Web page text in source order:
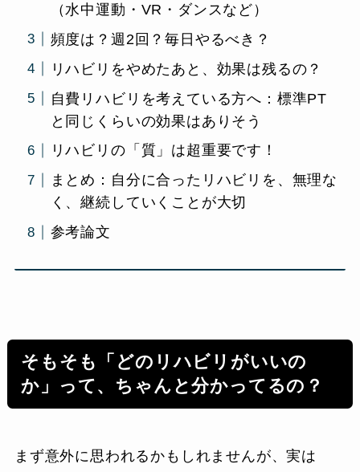
（水中運動・VR・ダンスなど）
頻度は？週2回？毎日やるべき？
リハビリをやめたあと、効果は残るの？
自費リハビリを考えている方へ：標準PT
と同じくらいの効果はありそう
リハビリの「質」は超重要です！
まとめ：自分に合ったリハビリを、無理な
く、継続していくことが大切
参考論文
そもそも「どのリハビリがいいの
か」って、ちゃんと分かってるの？
まず意外に思われるかもしれませんが、実は